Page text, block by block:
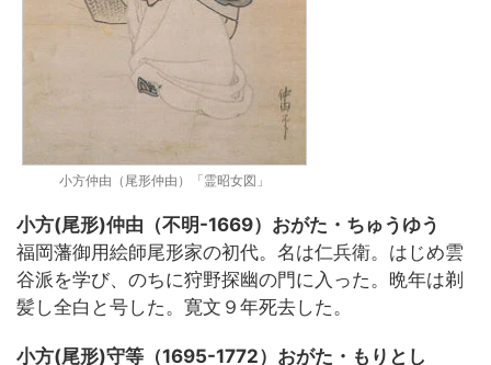
小方仲由（尾形仲由）「霊昭女図」
小方(尾形)仲由（不明-1669）おがた・ちゅうゆう
福岡藩御用絵師尾形家の初代。名は仁兵衛。はじめ雲
谷派を学び、のちに狩野探幽の門に入った。晩年は剃
髪し全白と号した。寛文９年死去した。
小方(尾形)守等（1695-1772）おがた・もりとし